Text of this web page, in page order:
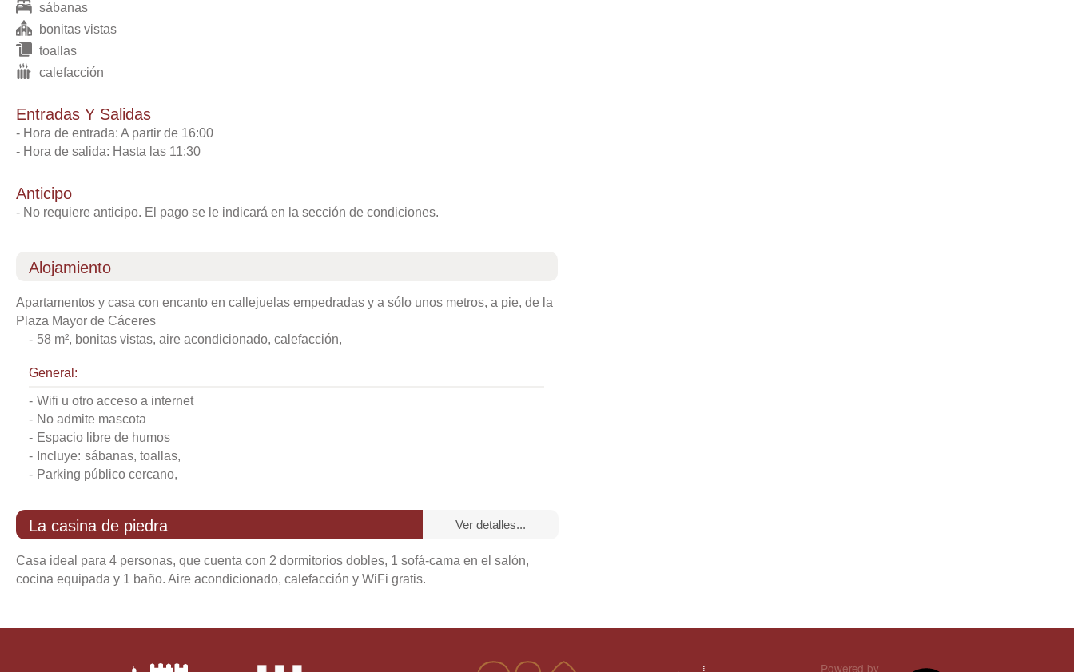
sábanas
bonitas vistas
toallas
calefacción
Entradas Y Salidas
- Hora de entrada: A partir de 16:00
- Hora de salida: Hasta las 11:30
Anticipo
- No requiere anticipo. El pago se le indicará en la sección de condiciones.
alojamiento
Apartamentos y casa con encanto en callejuelas empedradas y a sólo unos metros, a pie, de la
Plaza Mayor de Cáceres
-
58 m², bonitas vistas, aire acondicionado, calefacción,
general:
-
wifi u otro acceso a internet
-
no admite mascota
-
espacio libre de humos
- incluye: sábanas, toallas,
-
parking público cercano,
la casina de piedra ver detalles...
Casa ideal para 4 personas, que cuenta con 2 dormitorios dobles, 1 sofá-cama en el salón,
cocina equipada y 1 baño. Aire acondicionado, calefacción y WiFi gratis.